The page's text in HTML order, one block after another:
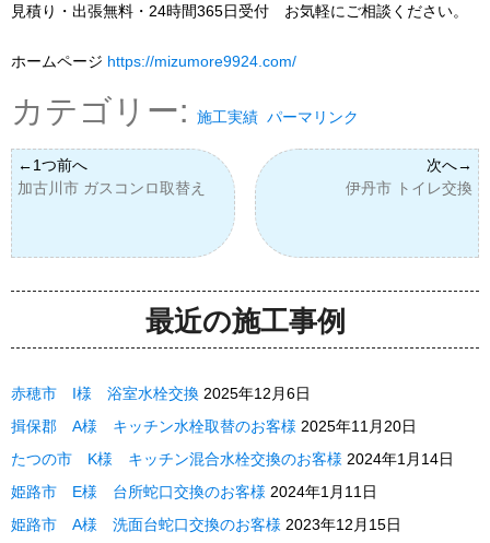
見積り・出張無料・24時間365日受付 お気軽にご相談ください。
ホームページ https://mizumore9924.com/
カテゴリー: 施工実績 パーマリンク
加古川市 ガスコンロ取替え 伊丹市 トイレ交換
最近の施工事例
赤穂市 I様 浴室水栓交換 2025年12月6日
揖保郡 A様 キッチン水栓取替のお客様 2025年11月20日
たつの市 K様 キッチン混合水栓交換のお客様 2024年1月14日
姫路市 E様 台所蛇口交換のお客様 2024年1月11日
姫路市 A様 洗面台蛇口交換のお客様 2023年12月15日